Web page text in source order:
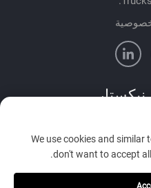
لدينا في بلدك
We use cookies and similar
don't want to accept